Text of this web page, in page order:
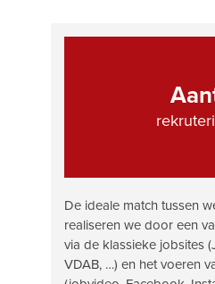
De ideale match tussen
realiseren we door een
via de klassieke jobsites
VDAB, …) en het voeren